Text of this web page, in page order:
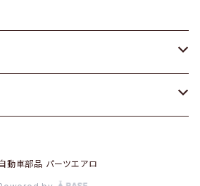
動車部品 パーツエアロ